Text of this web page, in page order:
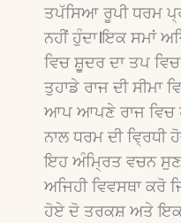
ਤਪੱਸਿਆ ਰੂਪੀ ਧਰਮ
ਨਹੀਂ ਹੁੰਦਾ।ਇਕ ਸਮਾਂ
ਵਿਚ ਸ਼ੂੁਦਰ ਦਾ ਤਪ
ਤੁਹਾਡੇ ਰਾਜ ਦੀ ਸੀਮਾ
ਆਪ ਆਪਣੇ ਰਾਜ ਵਿਚ
ਨਾਲ ਧਰਮ ਦੀ ਵਿ੍ਰਧੀ
ਇਹ ਅੰਮਿ੍ਰਤ ਵਚਨ ਸੁਣ
ਅਜਿਹੀ ਵਿਵਸਥਾ ਕਰੋ
ਹੋਏ ਦੋ ਤਰਕਸ਼ ਅਤੇ ਇਕ